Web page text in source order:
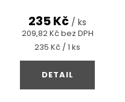
209,82 Kč bez DPH
235 Kč / ks
Měrná
cena:
235 Kč / 1 ks
DETAIL